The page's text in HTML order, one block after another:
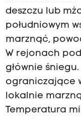
deszczu lub
południowym
marznąć,
W rejonach
głównie
ograniczające
lokalnie
Temperatura